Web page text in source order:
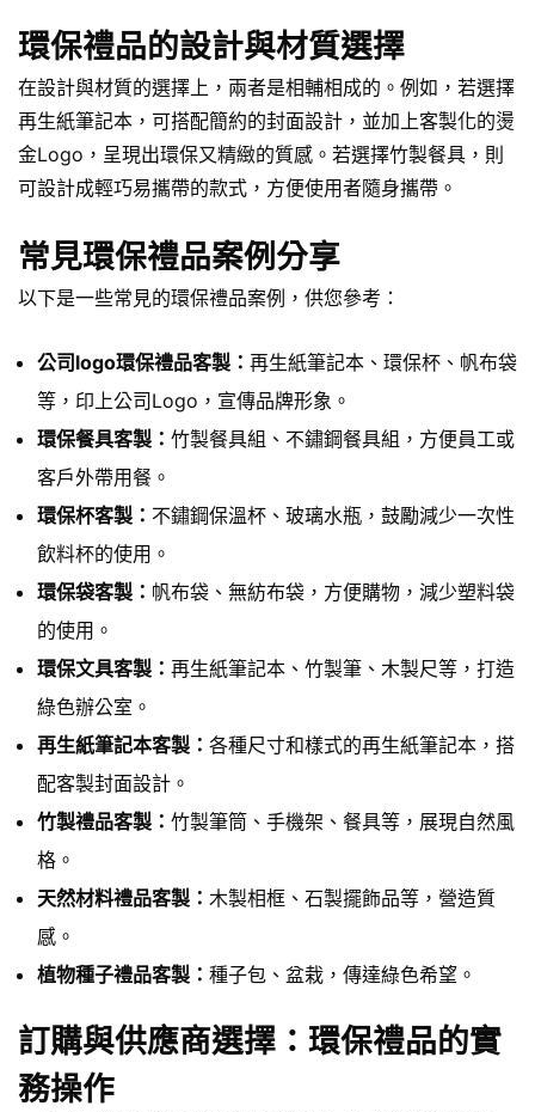
環保禮品的設計與材質選擇
在設計與材質的選擇上，兩者是相輔相成的。例如，若選擇
再生紙筆記本，可搭配簡約的封面設計，並加上客製化的燙
金Logo，呈現出環保又精緻的質感。若選擇竹製餐具，則
可設計成輕巧易攜帶的款式，方便使用者隨身攜帶。
常見環保禮品案例分享
以下是一些常見的環保禮品案例，供您參考：
公司logo環保禮品客製： 再生紙筆記本、環保杯、帆布袋
等，印上公司Logo，宣傳品牌形象。
環保餐具客製： 竹製餐具組、不鏽鋼餐具組，方便員工或
客戶外帶用餐。
環保杯客製： 不鏽鋼保溫杯、玻璃水瓶，鼓勵減少一次性
飲料杯的使用。
環保袋客製： 帆布袋、無紡布袋，方便購物，減少塑料袋
的使用。
環保文具客製： 再生紙筆記本、竹製筆、木製尺等，打造
綠色辦公室。
再生紙筆記本客製： 各種尺寸和樣式的再生紙筆記本，搭
配客製封面設計。
竹製禮品客製： 竹製筆筒、手機架、餐具等，展現自然風
格。
天然材料禮品客製： 木製相框、石製擺飾品等，營造質
感。
植物種子禮品客製： 種子包、盆栽，傳達綠色希望。
訂購與供應商選擇：環保禮品的實
務操作